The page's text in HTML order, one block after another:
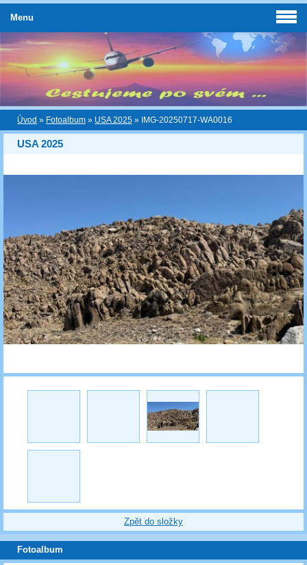
Úvod » Fotoalbum » USA 2025 » IMG-20250717-WA0016
USA 2025
Zpět do složky
Menu
Fotoalbum